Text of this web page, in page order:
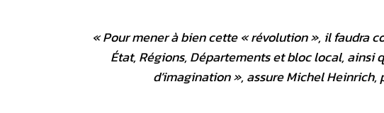
«Pour mener à bien cette « révolution », il faudra
État, Régions, Départements et bloc local, ainsi
d’imagination», assure Michel Heinrich,